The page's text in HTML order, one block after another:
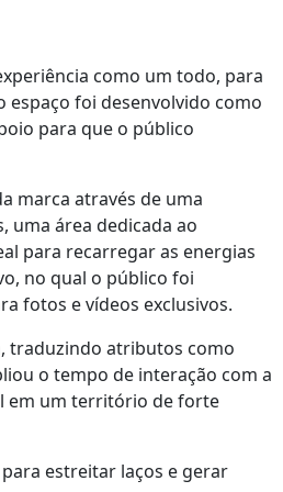
como um todo, para
espaço foi desenvolvido como
para que o público
marca através de uma
uma área dedicada ao
para recarregar as energias
no qual o público foi
fotos e vídeos exclusivos.
traduzindo atributos como
o tempo de interação com a
em um território de forte
estreitar laços e gerar